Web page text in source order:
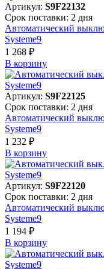
Артикул: S9F22132
Срок поставки: 2 дня
Автоматический
Systeme9
1 268 ₽
В корзинy
Артикул: S9F22125
Срок поставки: 2 дня
Автоматический
Systeme9
1 232 ₽
В корзинy
Артикул: S9F22120
Срок поставки: 2 дня
Автоматический
Systeme9
1 194 ₽
В корзинy